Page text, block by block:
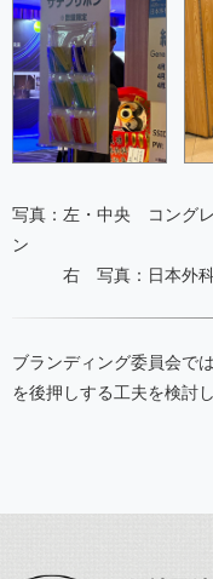
写真：左・中央 コング
ン
右 写真：日本外科
ブランディング委員会で
を後押しする工夫を検討